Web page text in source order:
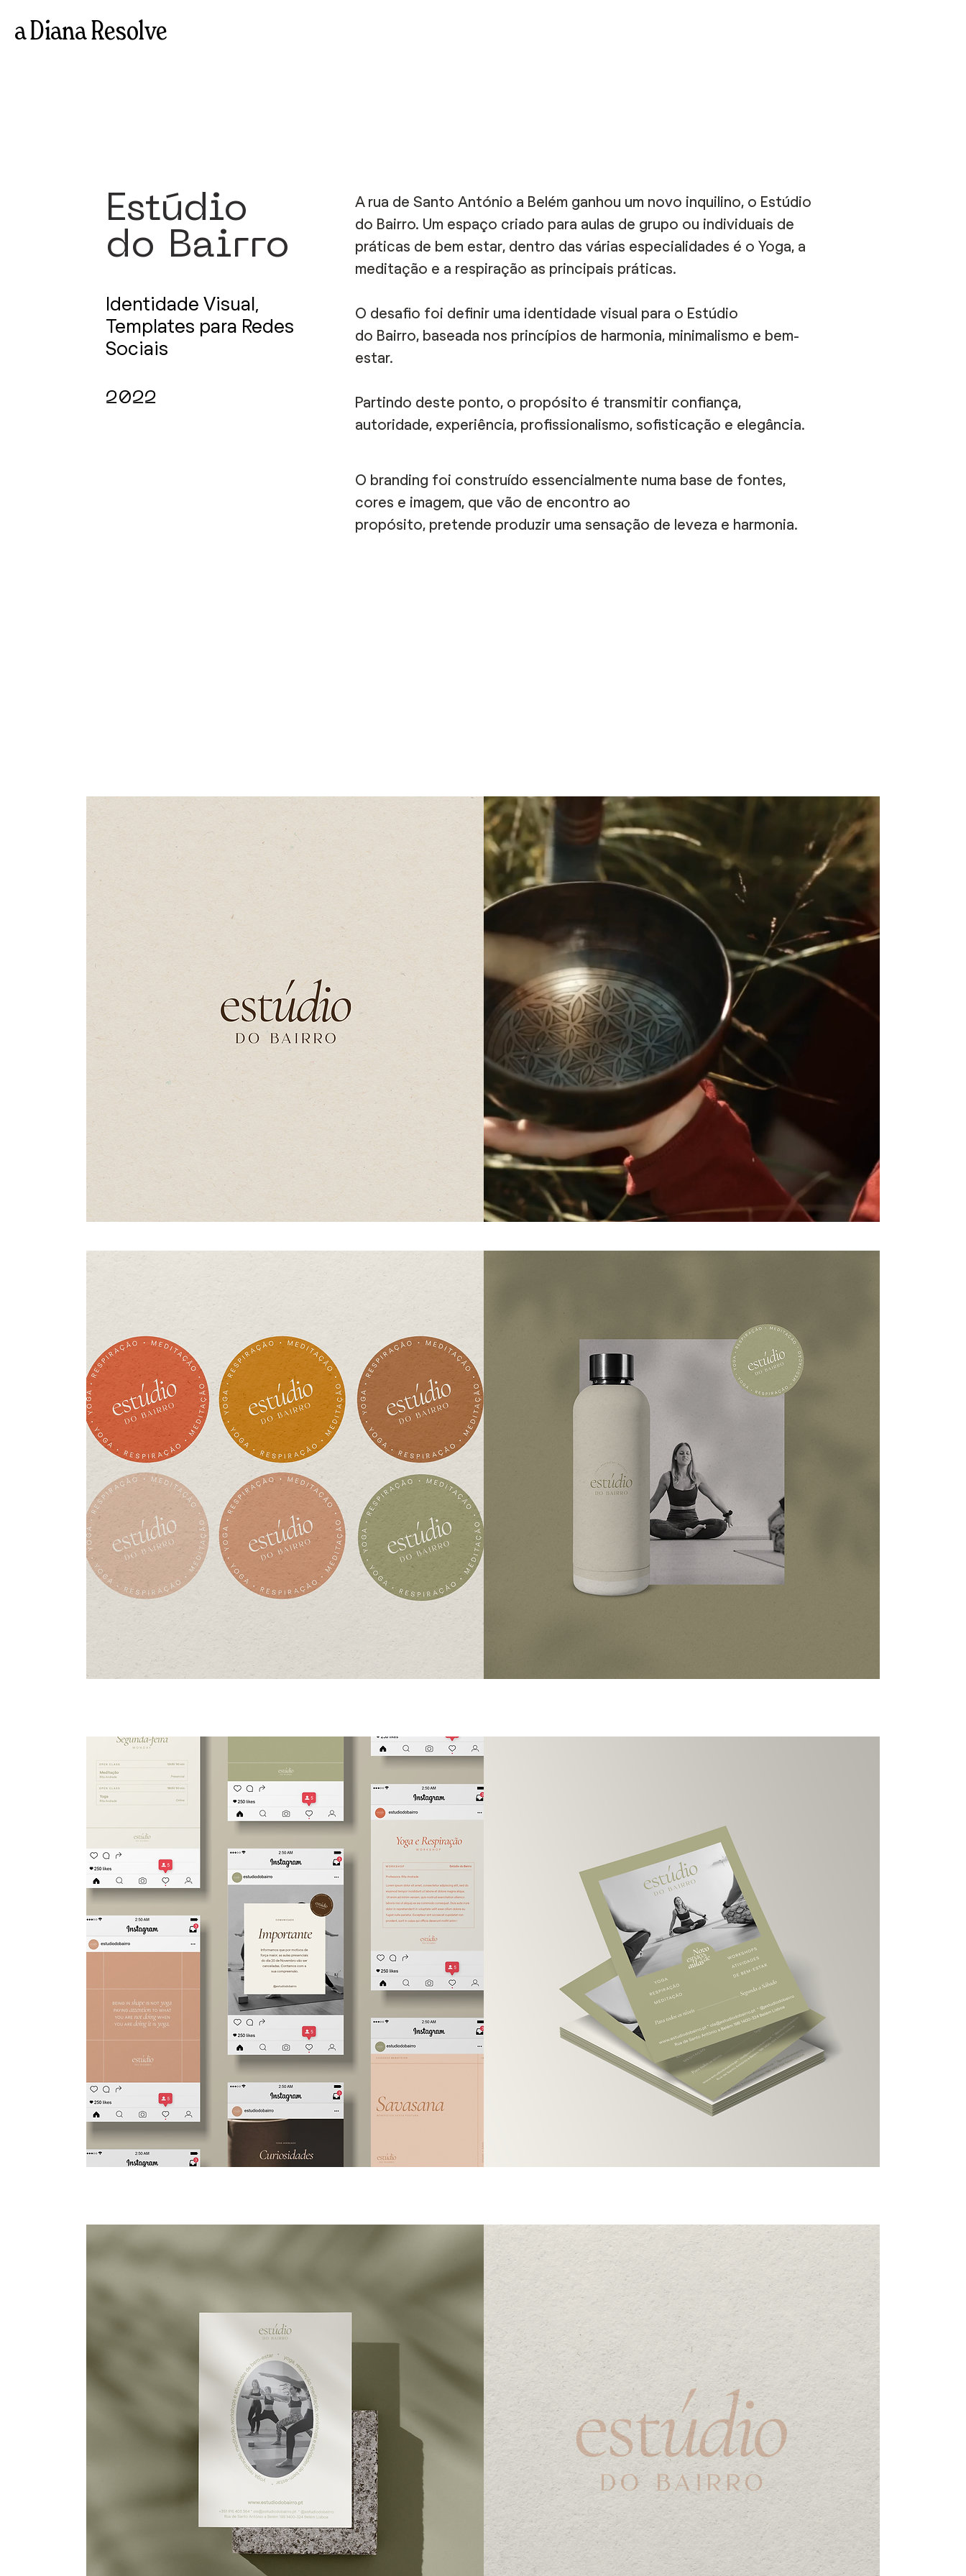
a Diana Resolve
Estúdio
do Bairro
Identidade Visual,
Templates para Redes
Sociais
2022
A rua de Santo António a Belém ganhou um novo inquilino, o Estúdio
do Bairro. Um espaço criado para aulas de grupo ou individuais de
práticas de bem estar, dentro das várias especialidades é o Yoga, a
meditação e a respiração as principais práticas.
O desafio foi definir uma identidade visual para o Estúdio
do Bairro, baseada nos princípios de harmonia, minimalismo e bem-
estar.
Partindo deste ponto, o propósito é transmitir confiança,
autoridade, experiência, profissionalismo, sofisticação e elegância.
O branding foi construído essencialmente numa base de fontes,
cores e imagem, que vão de encontro ao
propósito, pretende produzir uma sensação de leveza e harmonia.